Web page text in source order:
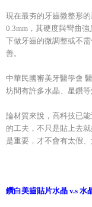
現在最夯的牙齒微整形
0.3mm，其硬度與彎曲
下做牙齒的微調整或不
善。
中華民國審美牙醫學會
坊間有許多水晶、星鑽等
論材質來說，高科技已
的工夫，不只是貼上去
是重要，才不會有太假
鑽白美齒貼片水晶 v.s 水